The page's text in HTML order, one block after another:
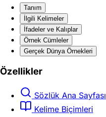
Tanım
İlgili Kelimeler
İfadeler ve Kalıplar
Örnek Cümleler
Gerçek Dünya Örnekleri
Özellikler
Sözlük Ana Sayfası
Kelime Biçimleri